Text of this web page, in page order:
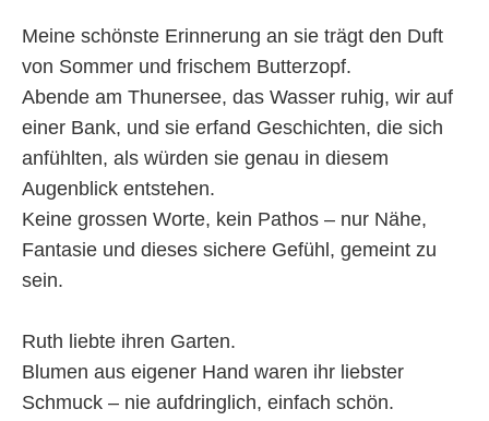
Meine schönste Erinnerung an sie trägt den Duft
von Sommer und frischem Butterzopf.
Abende am Thunersee, das Wasser ruhig, wir auf
einer Bank, und sie erfand Geschichten, die sich
anfühlten, als würden sie genau in diesem
Augenblick entstehen.
Keine grossen Worte, kein Pathos – nur Nähe,
Fantasie und dieses sichere Gefühl, gemeint zu
sein.
Ruth liebte ihren Garten.
Blumen aus eigener Hand waren ihr liebster
Schmuck – nie aufdringlich, einfach schön.